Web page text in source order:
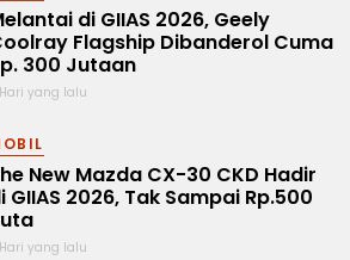
di GIIAS 2026, Geely
Flagship Dibanderol Cuma
300 Jutaan
yang lalu
New Mazda CX-30 CKD Hadir
GIIAS 2026, Tak Sampai Rp.500
yang lalu